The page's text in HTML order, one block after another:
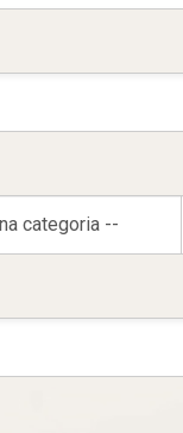
categoria --